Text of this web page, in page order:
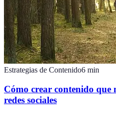
Estrategias de Contenido6 min
Cómo crear contenido que
redes sociales